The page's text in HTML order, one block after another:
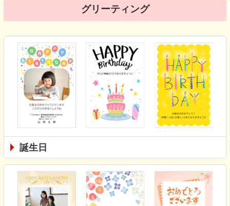
グリーティング
誕生日